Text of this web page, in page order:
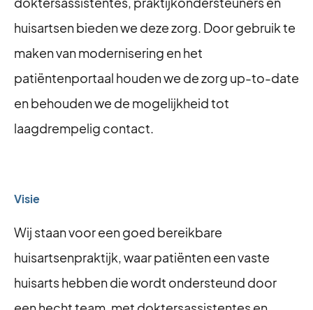
huisartsen bieden we deze zorg. Door gebruik te
maken van modernisering en het
patiëntenportaal houden we de zorg up-to-date
en behouden we de mogelijkheid tot
laagdrempelig contact.
Visie
Wij staan voor een goed bereikbare
huisartsenpraktijk, waar patiënten een vaste
huisarts hebben die wordt ondersteund door